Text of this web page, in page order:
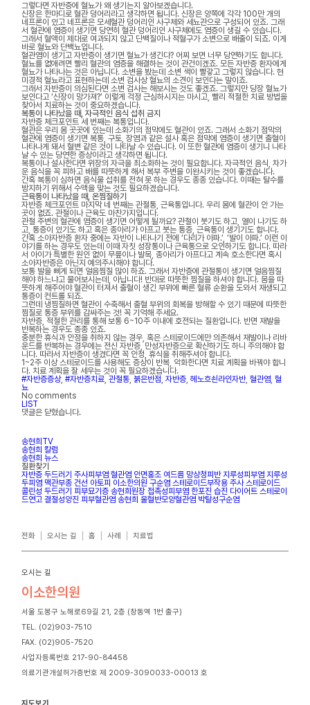
그렇다면 자반증에 혈뇨가 왜 생기는지 알아보겠습니다.
신장은 한마디로 혈관 덩어리라고 생각하면 됩니다. 신장은 양쪽에 각각 100만 개의
네프론이 있고 네프론은 모세혈관 덩어리인 사구체와 세뇨관으로 구성되어 있죠. 그래
서 혈관에 염증이 생기면 당연히 혈관 덩어리인 사구체에도 염증이 생길 수 있습니다.
그래서 혈액이 제대로 여과되지 않고 단백질이나 적혈구가 소변으로 배출이 되죠. 이게
바로 혈뇨와 단백뇨입니다.
혈관염이 생기고 자반증이 생기면 혈뇨가 생긴다? 어찌 보면 너무 당연하기도 합니다.
혈뇨를 없애려면 빨리 혈관의 염증을 해결하는 것이 관건이겠죠. 모든 자반증 환자에게
혈뇨가 나타나는 것은 아닙니다. 소변을 봤는데 소변 색이 빨갛고 그렇지 않습니다. 현
미경적 혈뇨라고 표현하는데 소변 검사상 혈뇨의 소견이 보인다는 말이죠.
그래서 자반증이 의심된다면 소변 검사는 해보시는 것도 좋겠죠. 그렇지만 당장 혈뇨가
보인다고 ‘신장이 망가져?’ 이렇게 걱정 근심하시지는 마시고, 빨리 적절한 치료 방법을
찾아서 치료하는 것이 중요하겠습니다.
복통이 나타났을 때, 자극적인 음식 섭취 금지
자반증 체크포인트 세 번째는 복통입니다.
혈관은 우리 몸 곳곳에 있는데 소화기의 점막에도 혈관이 있죠. 그래서 소화기 점막의
혈관에 염증이 생기면 복통, 구토, 장염과 같은 설사 혹은 점막에 염증이 생기면 출혈이
나타나게 돼서 혈변 같은 것이 나타날 수 있습니다. 이 또한 혈관에 염증이 생기니 나타
날 수 있는 당연한 증상이라고 생각하면 됩니다.
복통이나 설사한다면 위장의 자극을 최소화하는 것이 필요합니다. 자극적인 음식, 차가
운 음식을 꼭 피하고 배를 따뜻하게 해서 복부 주변을 이완시키는 것이 좋겠습니다.
간혹 복통이 심하면 음식물 섭취를 전혀 못 하는 경우도 종종 있습니다. 이때는 탈수를
방지하기 위해서 수액을 맞는 것도 필요하겠습니다.
근육통이 나타났을 때, 온찜질하기
자반증 체크포인트 마지막 네 번째는 관절통, 근육통입니다. 우리 몸에 혈관이 안 가는
곳이 없죠. 관절이나 근육도 마찬가지입니다.
관절 주변의 혈관에 염증이 생기면 어떻게 될까요? 관절이 붓기도 하고, 열이 나기도 하
고, 통증이 있기도 하고 혹은 종아리가 아프고 붓는 통증, 근육통이 생기기도 합니다.
간혹 소아자반증 환자 중에는 자반이 나타나기 전에 ‘다리가 아파.’, ‘발이 아파.’ 이런 이
야기를 하는 경우도 있는데 이때 자칫 성장통이나 근육통으로 오인하기도 합니다. 따라
서 아이가 특별한 원인 없이 무릎이나 발목, 종아리가 아프다고 계속 호소한다면 혹시
소아자반증은 아닌지 예의주시해야 합니다.
보통 발을 삐게 되면 얼음찜질 많이 하죠. 그래서 자반증에 관절통이 생기면 얼음찜질
해야 하느냐고 물어보시는데, 아닙니다! 반대로 따뜻한 찜질을 하셔야 합니다. 몸을 따
뜻하게 해주어야 혈관이 터져서 출혈이 생긴 부위에 빠른 혈류 순환을 도와서 재생되고
통증이 컨트롤 되죠.
그런데 냉찜질하면 혈관이 수축해서 출혈 부위의 회복을 방해할 수 있기 때문에 따뜻한
찜질로 통증 부위를 감싸주는 것! 꼭 기억해 주세요.
자반증, 적절한 관리를 통해 보통 6~10주 이내에 호전되는 질환입니다. 반면 재발을
반복하는 경우도 종종 있죠.
충분한 휴식과 안정을 취하지 않는 경우, 혹은 스테로이드에만 의존해서 재발이나 리바
운드를 반복하는 경우에는 전신 자반증, 만성자반증으로 확산하기도 하니 주의해야 합
니다. 따라서 자반증이 생겼다면 꼭 안정, 휴식을 취해주셔야 합니다.
1~2주 이상 스테로이드를 사용해도 증상이 반복, 악화한다면 치료 계획을 바꿔야 합니
다. 치료 계획을 잘 세우는 것이 꼭 필요하겠습니다.
#자반증증상,#자반증치료 ,관절통 ,붉은반점 ,자반증 ,헤노흐쇤라인자반,혈관염 ,혈
뇨
No comments
LIST
댓글은 닫혔습니다.
송현희TV
송현희 칼럼
송현희 뉴스
질환찾기
자반증 두드러기 주사피부염 혈관염 안면홍조 여드름 망상청피반 지루성피부염 지루성
두피염 맥관부종 건선 아토피 이소한의원 구순염 스테로이드부작용 주사 스테로이드
콜린성 두드러기 피부묘기증 송현희원장 접촉성피부염 한포진 습진 다이어트 스테로이
드연고 결절성양진 피부혈관염 송현희 울혈반모양혈관염 박탈성구순염
전화 오시는 길 홈 사례 치료법
오시는 길
이소한의원
서울 도봉구 노해로69길 21, 2층 (창동역 1번 출구)
TEL. (02)903-7510
FAX. (02)905-7520
사업자등록번호 217-90-84458
의료기관개설허가증번호 제 2009-3090033-00013 호